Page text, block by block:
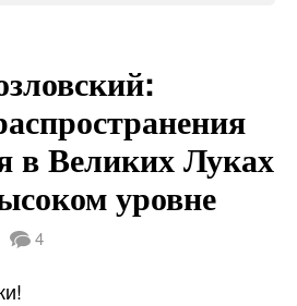
Дело
ВТРК
в Великих Луках
уровне
4